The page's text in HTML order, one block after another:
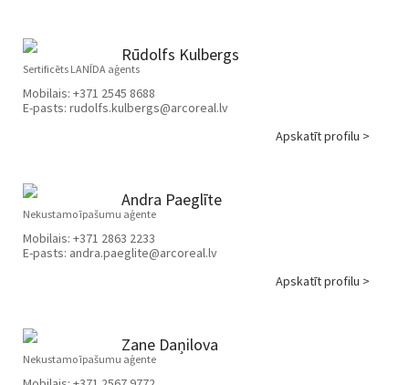
Rūdolfs Kulbergs
Sertificēts LANĪDA aģents
Mobilais: +371 2545 8688
E-pasts: rudolfs.kulbergs@arcoreal.lv
Apskatīt profilu >
Andra Paeglīte
Nekustamo īpašumu aģente
Mobilais: +371 2863 2233
E-pasts: andra.paeglite@arcoreal.lv
Apskatīt profilu >
Zane Daņilova
Nekustamo īpašumu aģente